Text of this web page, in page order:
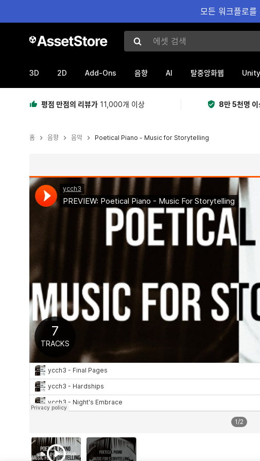
모든 워크플로
에셋 검색
3D 2D Add-Ons 음향 AI 탈중앙화웹
평점 만점의 리뷰가 11,000개 이상 8만 5천명 이
홈 음향 음악 Poetical Piano - Music for Storytelling
1/2